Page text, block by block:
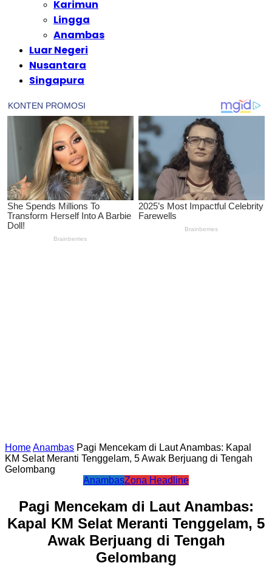
Karimun
Lingga
Anambas
Luar Negeri
Nusantara
Singapura
HomeAnambas Pagi Mencekam di Laut Anambas: Kapal
KM Selat Meranti Tenggelam, 5 Awak Berjuang di Tengah
Gelombang
AnambasZona Headline
Pagi Mencekam di Laut Anambas:
Kapal KM Selat Meranti Tenggelam, 5
Awak Berjuang di Tengah
Gelombang